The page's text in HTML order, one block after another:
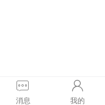
消息 我的